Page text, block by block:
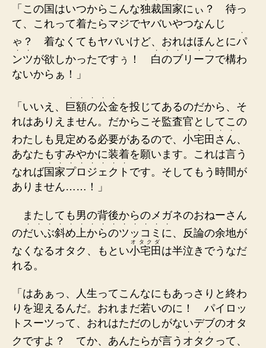
「この国はいつからこんな独裁国 家にぃ？ 待っ
て、これって着たらマジでヤバいやつなんじ
ゃ？ 着なくてもヤバいけど、おれはほんとにパ
・
ン
・
ツ
・
が欲しかったですぅ！ 白
・
の
・
ブ
・
リ
・
ー
・
フ
・
で構わ
ないからぁ！」
「いいえ、 巨
・
額
・
の
・
公
・
金
・
を投じてあるのだから、そ
れはありえません。だからこそ監査官としてこの
わたしも見定める必要があるので、 小
・
宅
・
田
・
さ
・
ん
・
、
あなたもすみやかに装着を願います。これは言う
なれば国
・
家
・
プ
・
ロ
・
ジ
・
ェ
・
ク
・
ト
・
です。そしてもう時間が
ありません……！」
またしても男の背後からのメガネのおねーさん
のだ
・
い
・
ぶ
・
斜
・
め
・
上
・
か
・
ら
・
の
・
ツ
・
ッ
・
コ
・
ミ
・
に
・
、反論の余地が
なくなるオタク、もとい小宅田
オタクダ
は半泣きでうなだ
れる。
「はあぁっ、人生ってこんなにもあっさりと終わ
りを迎えるんだ。おれまだ若いのに！ パイロッ
トスーツって、おれはただのしがないデブのオタ
クですよ？ てか、あんたらが言う オ
・
タ
・
ク
・
って、